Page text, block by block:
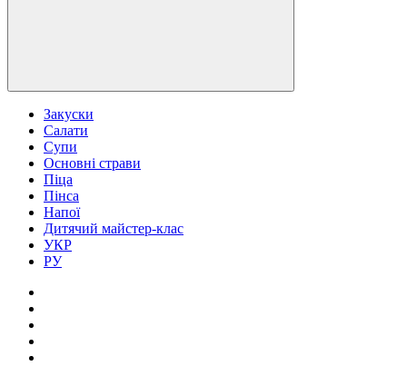
Закуски
Салати
Супи
Основні страви
Піца
Пінса
Напої
Дитячий майстер-клас
УКР
РУ